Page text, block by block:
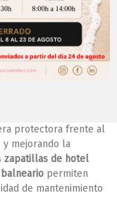
ligero
de tiempo en
Habitualmente se
o balnearios,
protectora frente al
y mejorando la
zapatillas de hotel
permiten
de mantenimiento
realizar
CERRAR